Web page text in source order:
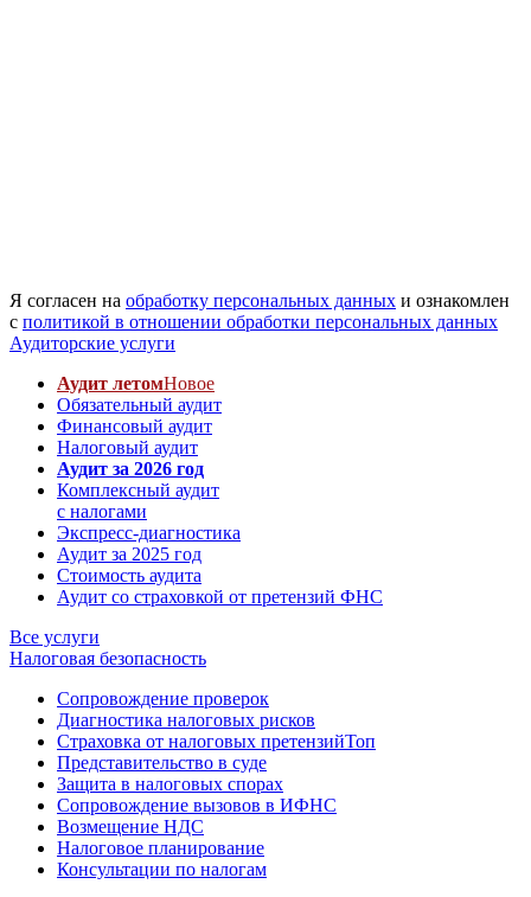
Я согласен на обработку персональных данных и ознакомлен
с политикой в отношении обработки персональных данных
Аудиторские услуги
Аудит летомНовое
Обязательный аудит
Финансовый аудит
Налоговый аудит
Аудит за 2026 год
Комплексный аудит
с налогами
Экспресс-диагностика
Аудит за 2025 год
Стоимость аудита
Аудит со страховкой от претензий ФНС
Все услуги
Налоговая безопасность
Сопровождение проверок
Диагностика налоговых рисков
Страховка от налоговых претензийТоп
Представительство в суде
Защита в налоговых спорах
Сопровождение вызовов в ИФНС
Возмещение НДС
Налоговое планирование
Консультации по налогам